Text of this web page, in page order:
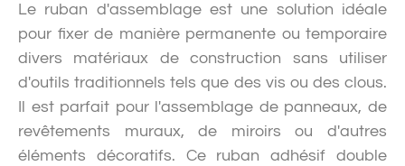
Le ruban d'assemblage est une solution idéale
pour fixer de manière permanente ou temporaire
divers matériaux de construction sans utiliser
d'outils traditionnels tels que des vis ou des clous.
Il est parfait pour l'assemblage de panneaux, de
revêtements muraux, de miroirs ou d'autres
éléments décoratifs. Ce ruban adhésif double